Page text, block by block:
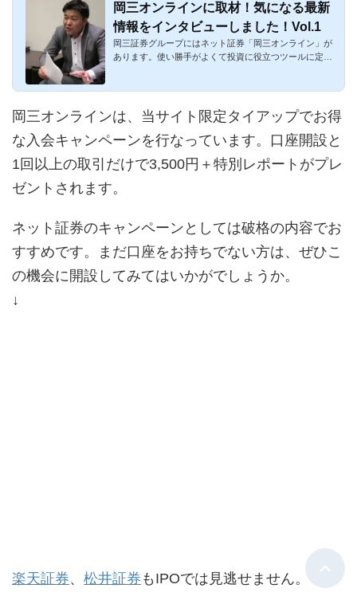
岡三オンラインに取材！気になる最新
情報をインタビューしました！Vol.1
岡三証券グループにはネット証券「岡三オンライン」が
あります。使い勝手がよくて投資に役立つツールに定評
岡三オンラインは、当サイト限定タイアップでお得
な入会キャンペーンを行なっています。口座開設と
1回以上の取引だけで3,500円＋特別レポートがプレ
ゼントされます。
ネット証券のキャンペーンとしては破格の内容でお
すすめです。まだ口座をお持ちでない方は、ぜひこ
の機会に開設してみてはいかがでしょうか。
↓
楽天証券、 松井証券 もIPOでは見逃せません。